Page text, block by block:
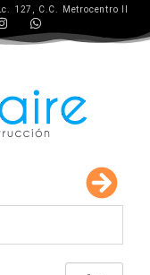
127, C.C. Metrocentro II